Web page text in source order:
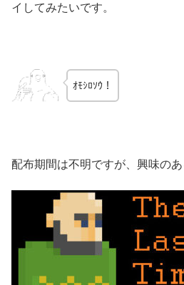
イしてみたいです。
ｵﾓｼﾛｿｳ！
配布期間は不明ですが、興味の